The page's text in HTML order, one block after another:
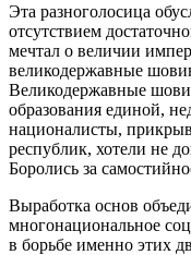
Эта разноголосица
отсутствием
мечтал о величии
великодержавные
Великодержавные
образования единой,
националисты,
республик, хотели не
Боролись за
Выработка основ
многонациональное
в борьбе именно этих